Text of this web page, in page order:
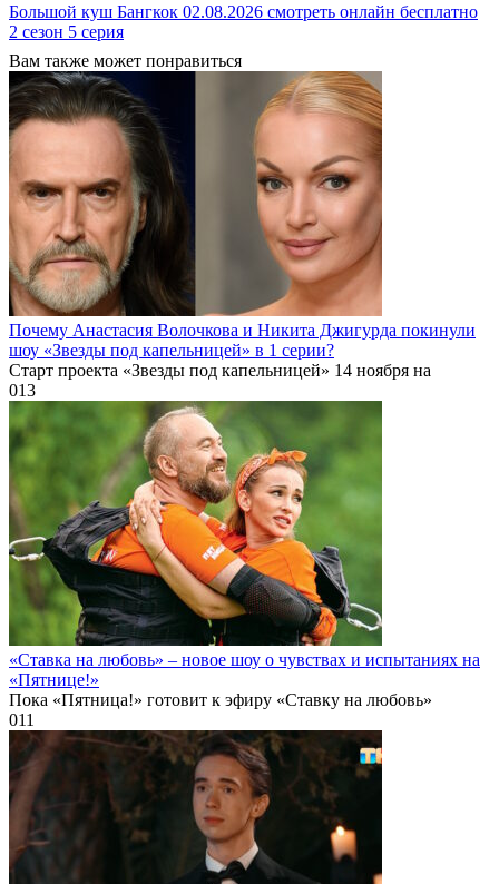
Большой куш Бангкок 02.08.2026 смотреть онлайн бесплатно
2 сезон 5 серия
Вам также может понравиться
Почему Анастасия Волочкова и Никита Джигурда покинули
шоу «Звезды под капельницей» в 1 серии?
Старт проекта «Звезды под капельницей» 14 ноября на
013
«Ставка на любовь» – новое шоу о чувствах и испытаниях на
«Пятнице!»
Пока «Пятница!» готовит к эфиру «Ставку на любовь»
011